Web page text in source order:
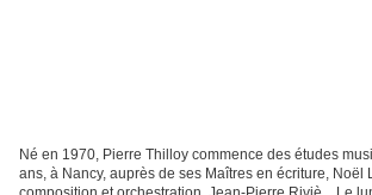
Né en 1970, Pierre Thilloy commence des études
ans, à Nancy, auprès de ses Maîtres en écriture, Noël